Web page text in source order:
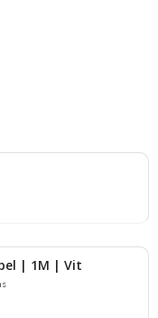
| 1M | Vit